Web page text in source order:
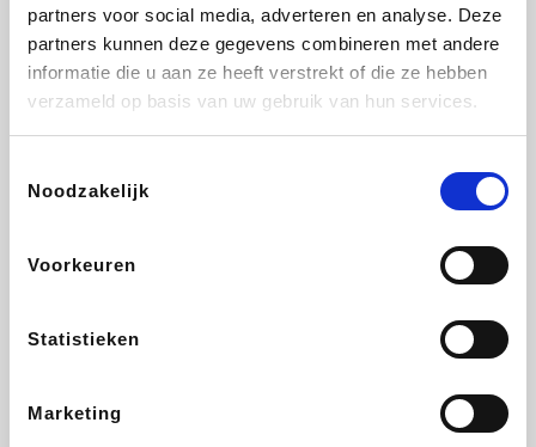
partners voor social media, adverteren en analyse. Deze
partners kunnen deze gegevens combineren met andere
informatie die u aan ze heeft verstrekt of die ze hebben
verzameld op basis van uw gebruik van hun services.
Noodzakelijk
Voorkeuren
Statistieken
Marketing
DectDirect
Brussels Airlines
EuroGifts Get Your Guide